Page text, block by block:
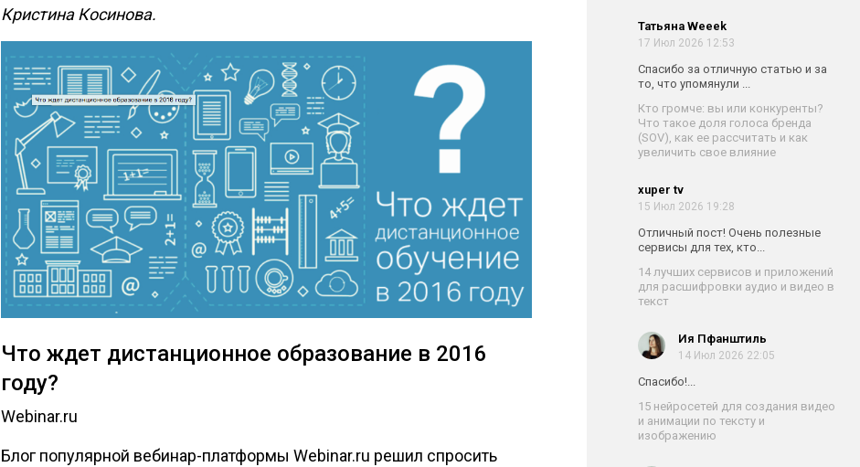
Татьяна Weeek
17 Июл 2026 12:53
Спасибо за отличную статью и за
то, что упомянули ...
Кто громче: вы или конкуренты?
Что такое доля голоса бренда
(SOV), как ее рассчитать и как
увеличить свое влияние
xuper tv
15 Июл 2026 19:28
Отличный пост! Очень полезные
сервисы для тех, кто...
14 лучших сервисов и приложений
для расшифровки аудио и видео в
текст
Ия Пфанштиль
14 Июл 2026 22:05
Спасибо!...
15 нейросетей для создания видео
и анимации по тексту и
изображению
Кристина Косинова.
Что ждет дистанционное образование в 2016
году?
Webinar.ru
Блог популярной вебинар-платформы Webinar.ru решил спросить